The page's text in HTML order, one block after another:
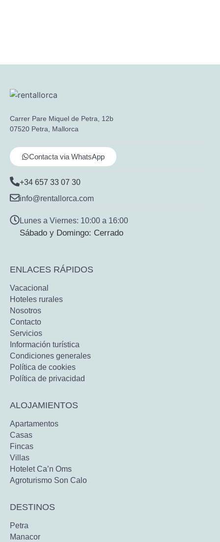
Carrer Pare Miquel de Petra, 12b
07520 Petra, Mallorca
Contacta via WhatsApp
+34 657 33 07 30
info@rentallorca.com
Lunes a Viernes: 10:00 a 16:00
Sábado y Domingo: Cerrado
ENLACES RÁPIDOS
Vacacional
Hoteles rurales
Nosotros
Contacto
Servicios
Información turística
Condiciones generales
Política de cookies
Política de privacidad
ALOJAMIENTOS
Apartamentos
Casas
Fincas
Villas
Hotelet Ca’n Oms
Agroturismo Son Calo
DESTINOS
Petra
Manacor